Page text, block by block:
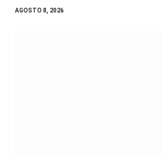
AGOSTO 8, 2026